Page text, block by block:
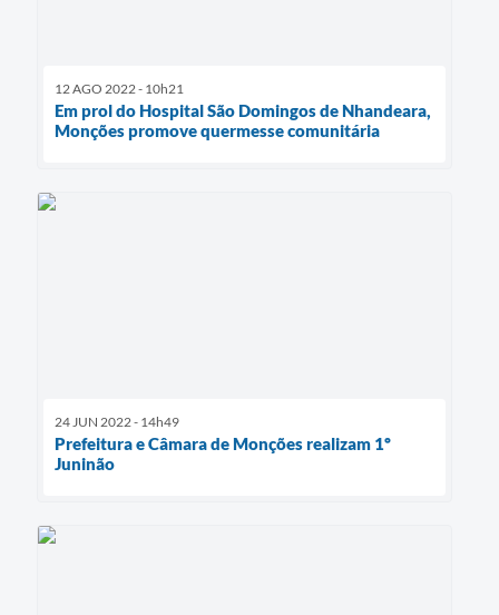
12 AGO 2022 - 10h21
Em prol do Hospital São Domingos de Nhandeara,
Monções promove quermesse comunitária
24 JUN 2022 - 14h49
Prefeitura e Câmara de Monções realizam 1º
Juninão